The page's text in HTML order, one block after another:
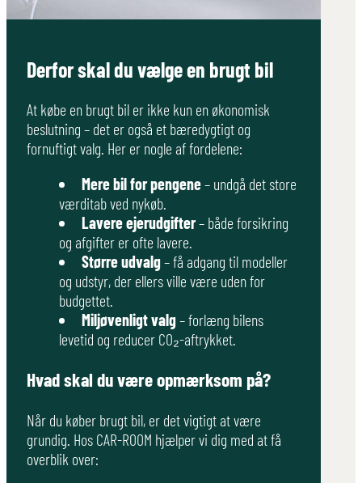
Derfor skal du vælge en brugt bil
At købe en brugt bil er ikke kun en økonomisk
beslutning – det er også et bæredygtigt og
fornuftigt valg. Her er nogle af fordelene:
Mere bil for pengene– undgå det store
værditab ved nykøb.
Lavere ejerudgifter– både forsikring
og afgifter er ofte lavere.
Større udvalg– få adgang til modeller
og udstyr, der ellers ville være uden for
budgettet.
Miljøvenligt valg– forlæng bilens
levetid og reducer CO₂-aftrykket.
Hvad skal du være opmærksom på?
Når du køber brugt bil, er det vigtigt at være
grundig. Hos CAR-ROOM hjælper vi dig med at få
overblik over: